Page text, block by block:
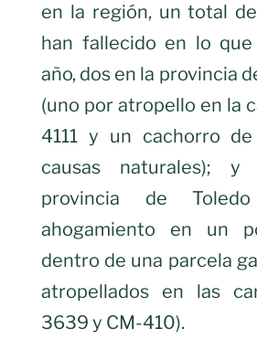
en la región, un total
han fallecido en lo
año, dos en la provincia
(uno por atropello en la
4111 y un cachorro
causas naturales);
provincia de
ahogamiento en un
dentro de una parcela
atropellados en las
3639 y CM-410).